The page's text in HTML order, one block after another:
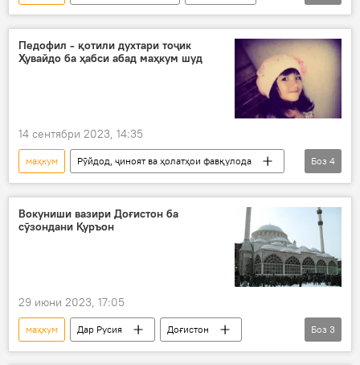
зиндон
Конибодом
қарори додгоҳ
низомӣ
Педофил - қотили духтари тоҷик
Ҳувайдо ба ҳабси абад маҳкум шуд
14 сентябри 2023, 14:35
маҳкум
Рӯйдод, ҷиноят ва ҳолатҳои фавқулода
зиндон
Русия
куштор
қарори додгоҳ
Боз 4
Вокуниши вазири Доғистон ба
сӯзондани Қуръон
29 июни 2023, 17:05
маҳкум Дар Русия
Доғистон
Қуръон
Ислом Шветсия
Боз 3